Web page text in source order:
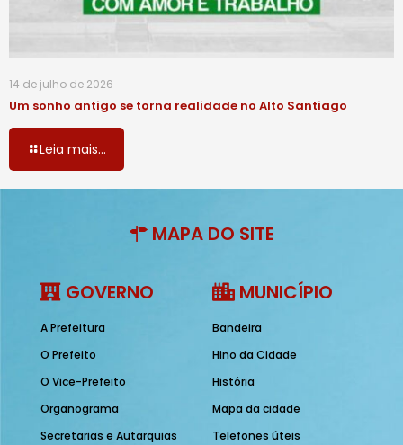
14 de julho de 2026
Um sonho antigo se torna realidade no Alto Santiago
Leia mais...
MAPA DO SITE
GOVERNO
A Prefeitura
O Prefeito
O Vice-Prefeito
Organograma
Secretarias e Autarquias
MUNICÍPIO
Bandeira
Hino da Cidade
História
Mapa da cidade
Telefones úteis